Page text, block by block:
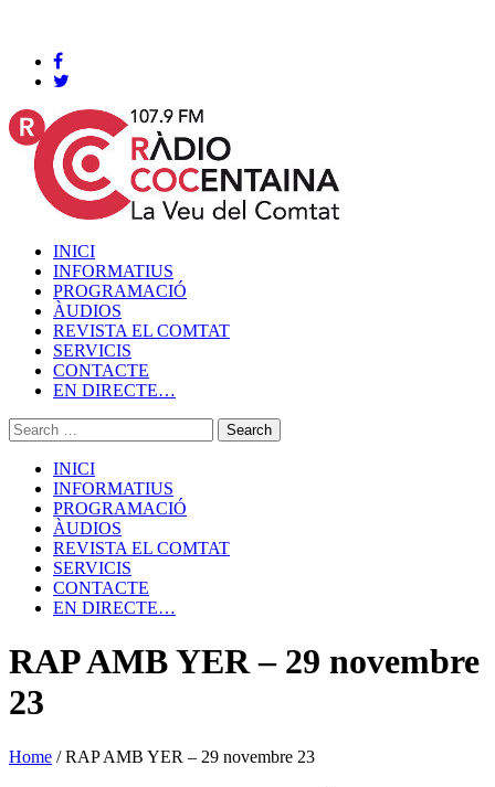
INICI
INFORMATIUS
PROGRAMACIÓ
ÀUDIOS
REVISTA EL COMTAT
SERVICIS
CONTACTE
EN DIRECTE…
INICI
INFORMATIUS
PROGRAMACIÓ
ÀUDIOS
REVISTA EL COMTAT
SERVICIS
CONTACTE
EN DIRECTE…
RAP AMB YER – 29 novembre
23
Home /RAP AMB YER – 29 novembre 23